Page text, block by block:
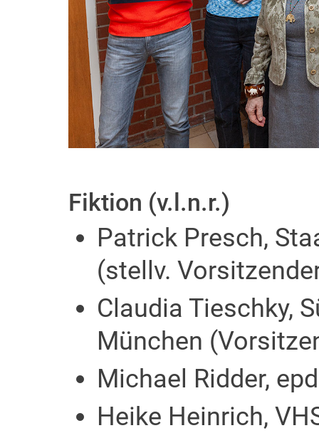
Fiktion (v.l.n.r.)
Patrick Presch,
(stellv.
Claudia Tieschky,
München
Michael Ridder,
Heike Heinrich,